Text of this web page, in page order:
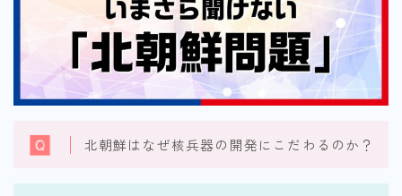
北朝鮮はなぜ核兵器の開発にこだわるのか？